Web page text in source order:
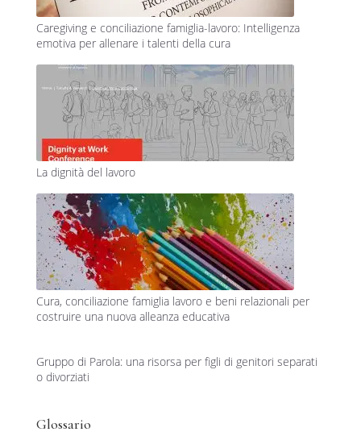
Caregiving e conciliazione famiglia-lavoro: Intelligenza
emotiva per allenare i talenti della cura
La dignità del lavoro
Cura, conciliazione famiglia lavoro e beni relazionali per
costruire una nuova alleanza educativa
Gruppo di Parola: una risorsa per figli di genitori separati
o divorziati
Glossario